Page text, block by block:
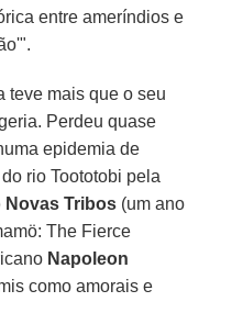
entre ameríndios e
teve mais que o seu
Perdeu quase
epidemia de
rio Toototobi pela
Novas Tribos (um ano
The Fierce
Napoleon
como amorais e